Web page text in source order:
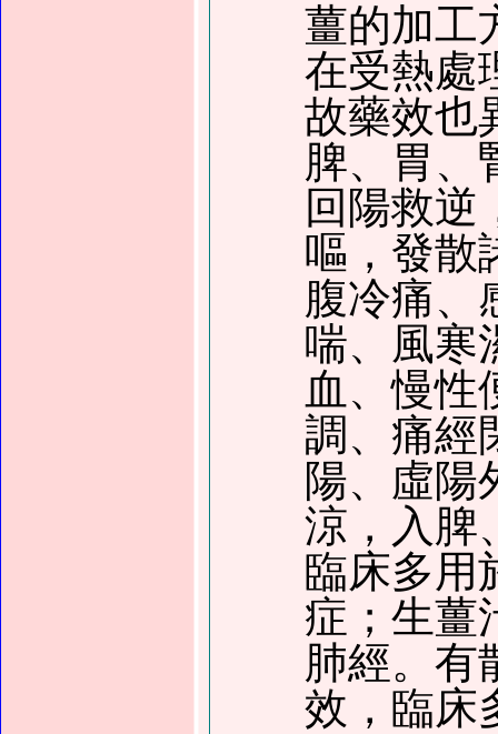
薑的加工
在受熱處
故藥效也
脾、胃、
回陽救逆
嘔，發散
腹冷痛、
喘、風寒
血、慢性
調、痛經
陽、虛陽
涼，入脾
臨床多用
症；生薑
肺經。有
效，臨床